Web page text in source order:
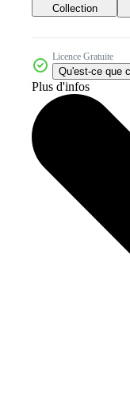
Collection
Licence Gratuite
Qu'est-ce que
Plus d'infos